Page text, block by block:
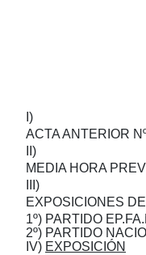
I)
ACTA ANTERIOR
II)
MEDIA HORA
III)
EXPOSICIONES
1º) PARTIDO
2º) PARTIDO
IV) EXPOSICIÓN